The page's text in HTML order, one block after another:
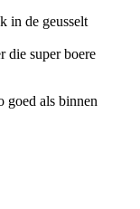
in de geusselt
die super boere
goed als binnen